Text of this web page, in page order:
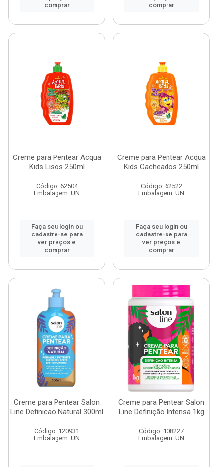
comprar
comprar
Creme para Pentear Acqua
Kids Lisos 250ml
Código: 62504
Embalagem: UN
Faça seu login ou
cadastre-se para
ver preços e
comprar
Creme para Pentear Acqua
Kids Cacheados 250ml
Código: 62522
Embalagem: UN
Faça seu login ou
cadastre-se para
ver preços e
comprar
Creme para Pentear Salon
Line Definicao Natural 300ml
Código: 120931
Embalagem: UN
Creme para Pentear Salon
Line Definição Intensa 1kg
Código: 108227
Embalagem: UN